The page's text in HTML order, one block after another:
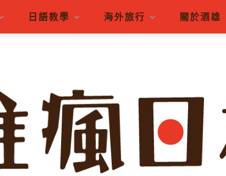
日語教學 海外旅行 關於酒雄